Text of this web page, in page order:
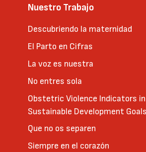
Nuestro Trabajo
Descubriendo la maternidad
El Parto en Cifras
La voz es nuestra
No entres sola
Obstetric Violence Indicators in
Sustainable Development
Que no os separen
Siempre en el corazón